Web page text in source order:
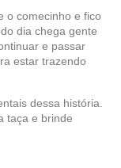
o comecinho e fico
dia chega gente
e passar
estar trazendo
dessa história.
taça e brinde